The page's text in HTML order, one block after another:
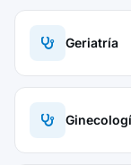
Geriatría